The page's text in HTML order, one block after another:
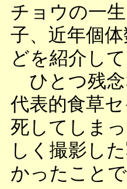
チョウの一
子、近年個
どを紹介して
ひとつ残念
代表的食草
死してしま
しく撮影し
かったことで